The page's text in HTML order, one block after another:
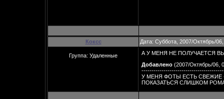
Коксс Дата: Суббота, 2007/Октябрь/
Группа: Удаленные
А У МЕНЯ НЕ ПОЛУЧАЕТСЯ
Добавлено (2007/Октябрь/06,
У МЕНЯ ФОТЫ ЕСТЬ СВЕЖИЕ
ПОКАЗАТЬСЯ СЛИШКОМ